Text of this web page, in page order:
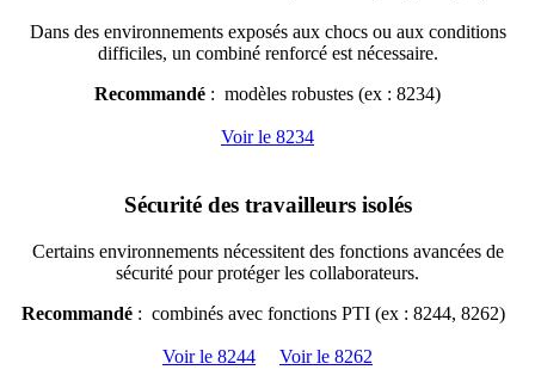
Dans des environnements exposés aux chocs ou aux conditions
difficiles, un combiné renforcé est nécessaire.
Recommandé : modèles robustes (ex : 8234)
Voir le 8234
Sécurité des travailleurs isolés
Certains environnements nécessitent des fonctions avancées de
sécurité pour protéger les collaborateurs.
Recommandé: combinés avec fonctions PTI (ex : 8244, 8262)
Voir le 8244 Voir le 8262